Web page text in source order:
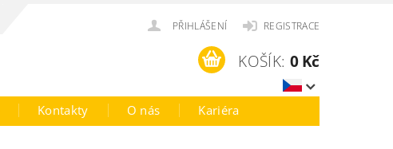
PŘIHLÁŠENÍ REGISTRACE
KOŠÍK: 0 Kč
Kontakty O nás Kariéra